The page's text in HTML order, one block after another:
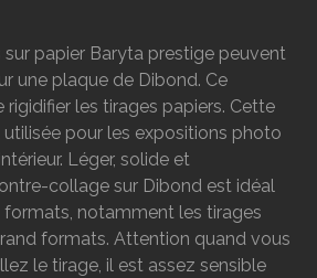
sur papier Baryta prestige peuvent
une plaque de Dibond. Ce
les tirages papiers. Cette
pour les expositions photo
Léger, solide et
collage sur Dibond est idéal
notamment les tirages
formats. Attention quand vous
le tirage, il est assez sensible